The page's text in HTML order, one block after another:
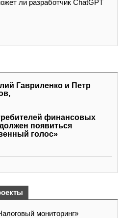
ли разработчик ChatGPT
Гавриленко и Петр
финансовых
появиться
голос»
мониторинг»